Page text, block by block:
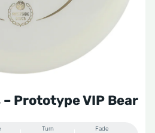
Prototype VIP Bear
Turn Fade